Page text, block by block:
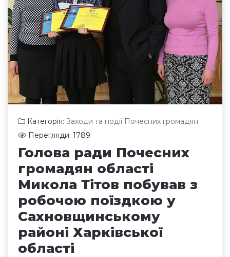
Категорія: Заходи та події Почесних громадян
Перегляди: 1789
Голова ради Почесних
громадян області
Микола Тітов побував з
робочою поїздкою у
Сахновщинському
районі Харківської
області